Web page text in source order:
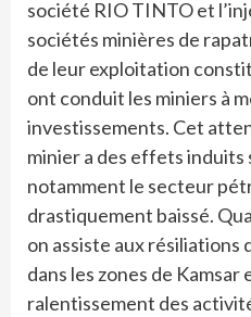
société RIO TINTO et
sociétés minières de
de leur exploitation
ont conduit les miniers à
investissements. Cet
minier a des effets induits
notamment le secteur
drastiquement baissé.
on assiste aux résiliations
dans les zones de Kamsar
ralentissement des